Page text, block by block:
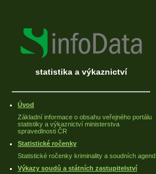
statistika a výkaznictví
Úvod
Základní informace o obsahu veřejného portálu
statistiky a výkaznictví ministerstva
spravedlnosti ČR
Statistické ročenky
Statistické ročenky kriminality a soudních agend
Výkazy soudů a státních zastupitelství